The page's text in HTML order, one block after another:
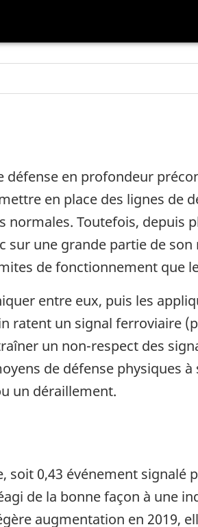
en profondeur
en place des lignes de
Toutefois, depuis
une grande partie de
de fonctionnement que
entre eux, puis les
ratent un signal ferroviaire
un non-respect des
de défense physiques
un déraillement.
soit 0,43 événement signalé
de la bonne façon à une
augmentation en 2019,